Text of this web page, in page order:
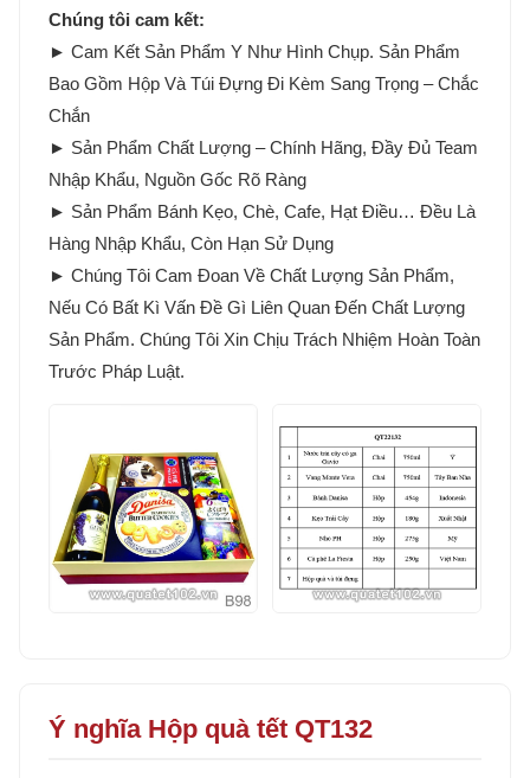
Chúng tôi cam kết:
► Cam Kết Sản Phẩm Y Như Hình Chụp. Sản Phẩm
Bao Gồm Hộp Và Túi Đựng Đi Kèm Sang Trọng – Chắc
Chắn
► Sản Phẩm Chất Lượng – Chính Hãng, Đầy Đủ Team
Nhập Khẩu, Nguồn Gốc Rõ Ràng
► Sản Phẩm Bánh Kẹo, Chè, Cafe, Hạt Điều… Đều Là
Hàng Nhập Khẩu, Còn Hạn Sử Dụng
► Chúng Tôi Cam Đoan Về Chất Lượng Sản Phẩm,
Nếu Có Bất Kì Vấn Đề Gì Liên Quan Đến Chất Lượng
Sản Phẩm. Chúng Tôi Xin Chịu Trách Nhiệm Hoàn Toàn
Trước Pháp Luật.
Ý nghĩa Hộp quà tết QT132